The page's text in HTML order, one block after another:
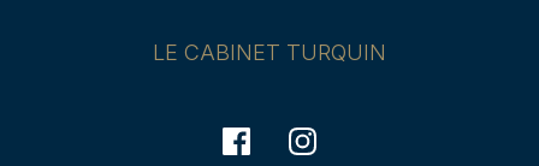
LE CABINET TURQUIN